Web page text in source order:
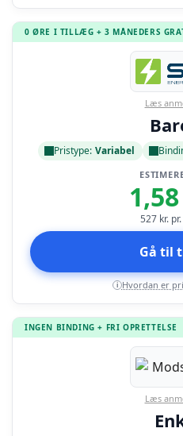
0 ØRE I TILLÆG + 3 MÅNEDERS
Læs
Pristype: Variabel
1,58
527 kr.
Gå til
i Hvordan er
INGEN BINDING + FRI OPRETTELSE
Læs